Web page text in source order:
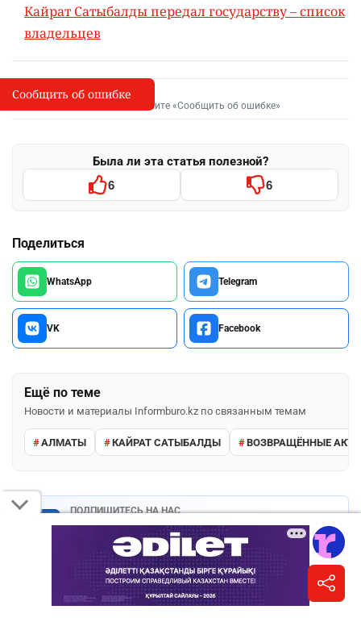
Кайрат Сатыбалды передал государству – список
владельцев
I
Сообщить об опечатке
Выделите фрагмент и нажмите «Сообщить об ошибке»
Была ли эта статья полезной?
6 6
Поделиться
WhatsApp Telegram
VK Facebook
Ещё по теме
Новости и материалы Informburo.kz по связанным темам
АЛМАТЫ КАЙРАТ САТЫБАЛДЫ ВОЗВРАЩЁННЫЕ
ПОДПИШИТЕСЬ НА НАС
Informburo.kz в Facebook
Главные новости и обсуждения в вашей ленте.
Подписаться
Сообщить об ошибке